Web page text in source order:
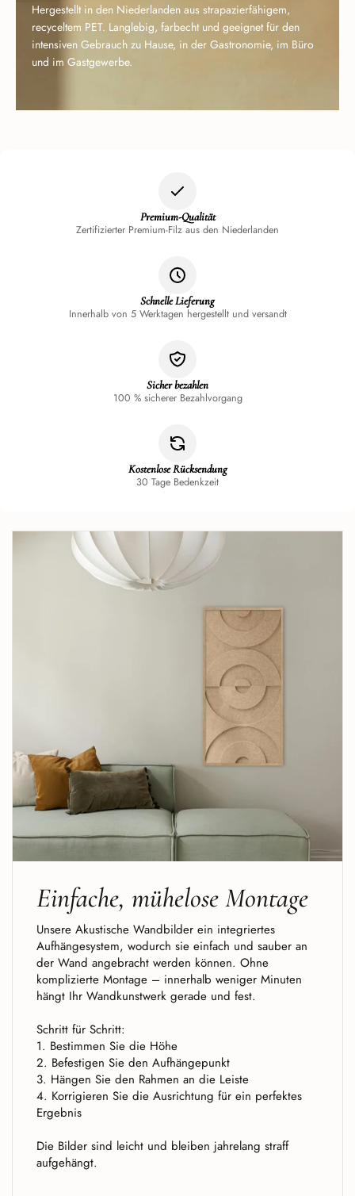
Hergestellt in den Niederlanden aus strapazierfähigem,
recyceltem PET. Langlebig, farbecht und geeignet für den
intensiven Gebrauch zu Hause, in der Gastronomie, im Büro
und im Gastgewerbe.
Premium-Qualität
Zertifizierter Premium-Filz aus den Niederlanden
Schnelle Lieferung
Innerhalb von 5 Werktagen hergestellt und versandt
Sicher bezahlen
100 % sicherer Bezahlvorgang
Kostenlose Rücksendung
30 Tage Bedenkzeit
Einfache, mühelose Montage
Unsere Akustische Wandbilder ein integriertes
Aufhängesystem, wodurch sie einfach und sauber an
der Wand angebracht werden können. Ohne
komplizierte Montage – innerhalb weniger Minuten
hängt Ihr Wandkunstwerk gerade und fest.
Schritt für Schritt:
1. Bestimmen Sie die Höhe
2. Befestigen Sie den Aufhängepunkt
3. Hängen Sie den Rahmen an die Leiste
4. Korrigieren Sie die Ausrichtung für ein perfektes
Ergebnis
Die Bilder sind leicht und bleiben jahrelang straff
aufgehängt.